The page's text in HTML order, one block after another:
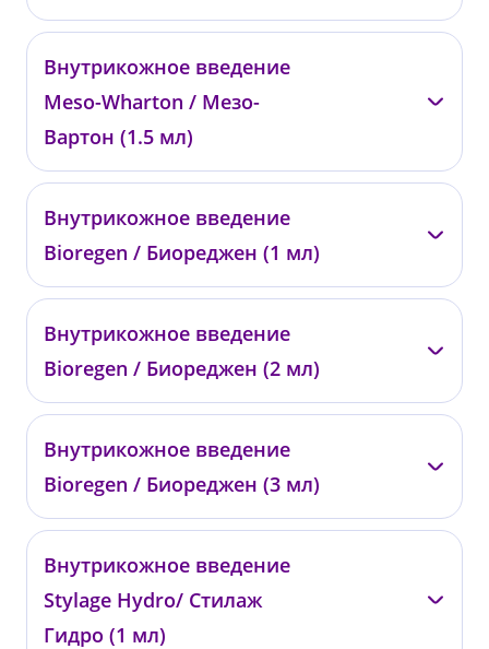
00950
от 22 000 ₽
Внутрикожное введение
Meso-Wharton / Мезо-
Вартон (1.5 мл)
01800
от 22 000 ₽
Внутрикожное введение
Bioregen / Биореджен (1 мл)
0401
от 14 000 ₽
Внутрикожное введение
Bioregen / Биореджен (2 мл)
0402
от 23 500 ₽
Внутрикожное введение
Bioregen / Биореджен (3 мл)
0403
от 33 000 ₽
Внутрикожное введение
Stylage Hydro/ Стилаж
Гидро (1 мл)